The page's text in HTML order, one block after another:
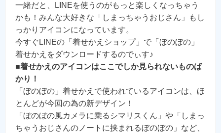
一緒だと、LINEを使うのがもっと楽しくなっちゃう
かも！みんな大好きな「しまっちゃうおじさん」もし
っかりアイコンになっています。
今すぐLINEの「着せかえショップ」で「ぼのぼの」
着せかえをダウンロードするのでぃす♪
■着せかえのアイコンはここでしか見られないものば
かり！
「ぼのぼの」着せかえで使われているアイコンは、ほ
とんどが今回の為の新デザイン！
「ぼのぼの風カメラに乗るシマリスくん」や「しまっ
ちゃうおじさんのノートに挟まれるぼのぼの」など、